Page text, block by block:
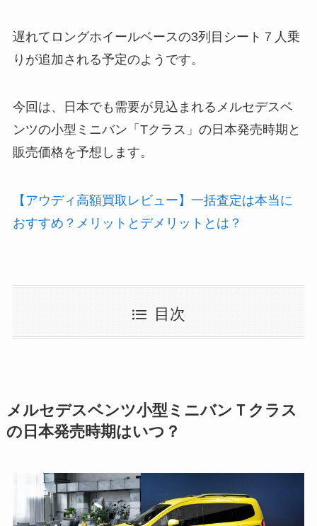
遅れてロングホイールベースの3列目シート７人乗
りが追加される予定のようです。
今回は、日本でも需要が見込まれるメルセデスベ
ンツの小型ミニバン「Tクラス」の日本発売時期と
販売価格を予想します。
【アウディ高額買取レビュー】一括査定は本当に
おすすめ？メリットとデメリットとは？
目次
メルセデスベンツ小型ミニバンＴクラス
の日本発売時期はいつ？